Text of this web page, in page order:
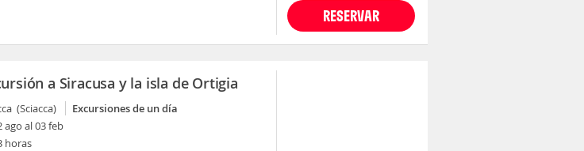
RESERVAR
a Siracusa y la isla de Ortigia
(Sciacca)
Excursiones de un día
ago al 03 feb
horas